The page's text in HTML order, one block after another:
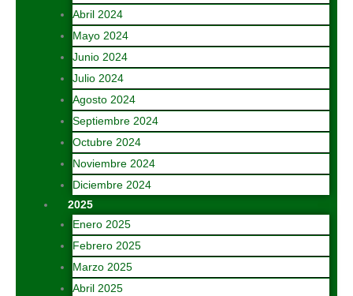
Abril 2024
Mayo 2024
Junio 2024
Julio 2024
Agosto 2024
Septiembre 2024
Octubre 2024
Noviembre 2024
Diciembre 2024
2025
Enero 2025
Febrero 2025
Marzo 2025
Abril 2025